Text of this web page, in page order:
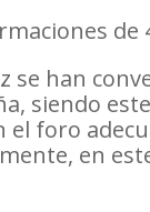
se han
siendo
foro
en